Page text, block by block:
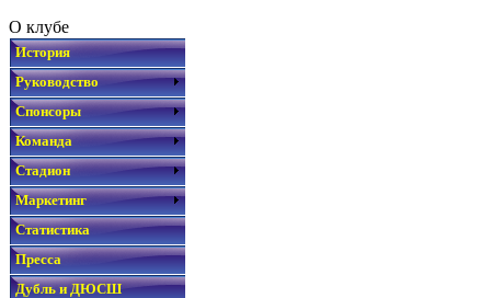
О клубе
История
Руководство
Спонсоры
Команда
Стадион
Маркетинг
Статистика
Пресса
Дубль и ДЮСШ